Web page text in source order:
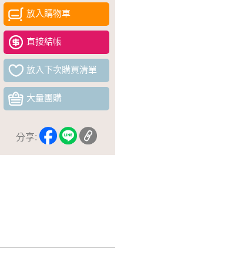
放入購物車
直接結帳
放入下次購買清單
大量團購
分享: